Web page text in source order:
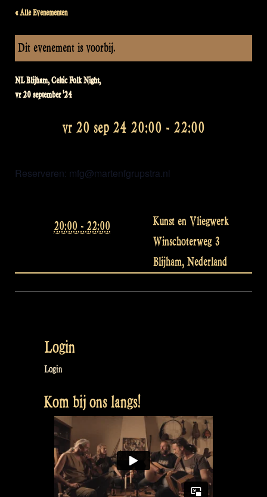
« Alle Evenementen
Dit evenement is voorbij.
NL Blijham, Celtic Folk Night,
vr 20 september '24
vr 20 sep 24 20:00 - 22:00
20:00 - 22:00
Kunst en Vliegwerk
Winschoterweg 3
Blijham, Nederland
Reserveren: mfg@martenfgrupstra.nl
Login
Login
Kom bij ons langs!